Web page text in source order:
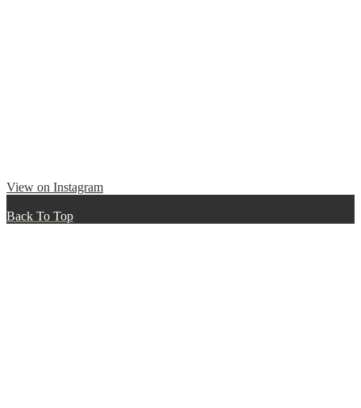
View on Instagram
Back To Top